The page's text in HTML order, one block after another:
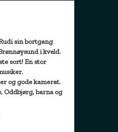
sin bortgang
i kveld.
sort! En stor
og gode kamerat.
Oddbjørg, barna og